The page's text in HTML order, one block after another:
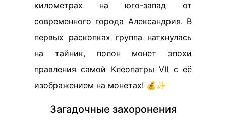
километрах на юго-запад от
современного города Александрия. В
первых раскопках группа наткнулась
на тайник, полон монет эпохи
правления самой Клеопатры VII с её
изображением на монетах! 💰✨
Загадочные захоронения